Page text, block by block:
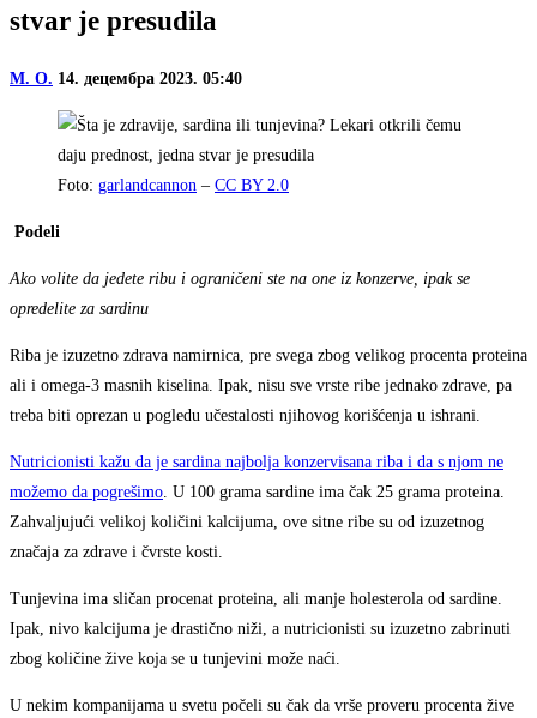
stvar je presudila
M. O. 14. децембра 2023. 05:40
Foto: garlandcannon – CC BY 2.0
Podeli
Ako volite da jedete ribu i ograničeni ste na one iz konzerve, ipak se
opredelite za sardinu
Riba je izuzetno zdrava namirnica, pre svega zbog velikog procenta proteina
ali i omega-3 masnih kiselina. Ipak, nisu sve vrste ribe jednako zdrave, pa
treba biti oprezan u pogledu učestalosti njihovog korišćenja u ishrani.
Nutricionisti kažu da je sardina najbolja konzervisana riba i da s njom ne
možemo da pogrešimo. U 100 grama sardine ima čak 25 grama proteina.
Zahvaljujući velikoj količini kalcijuma, ove sitne ribe su od izuzetnog
značaja za zdrave i čvrste kosti.
Tunjevina ima sličan procenat proteina, ali manje holesterola od sardine.
Ipak, nivo kalcijuma je drastično niži, a nutricionisti su izuzetno zabrinuti
zbog količine žive koja se u tunjevini može naći.
U nekim kompanijama u svetu počeli su čak da vrše proveru procenta žive